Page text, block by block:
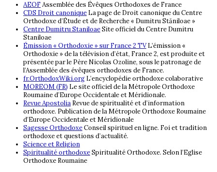
AEOF Assemblée des Évêques Orthodoxes de France
CDS Droit canonique La page de Droit canonique du Centre
Orthodoxe d’Étude et de Recherche « Dumitru Stăniloae »
Centre Dumitru StaniloaeSite officiel du Centre Dumitru
Staniloae
Émission « Orthodoxie » sur France 2 TVL’émission «
Orthodoxie » de la télévision d’état, France 2, est produite et
présentée par le Père Nicolas Ozoline, sous le patronage de
l’Assemblée des évêques orthodoxes de France.
fr.OrthodoxWiki.org L’encyclopédie orthodoxe colaborative
MOREOM (FR) Le site officiel de la Métropole Orthodoxe
Roumaine d’Europe Occidentale et Méridionale.
Revue Apostolia Revue de spiritualité et d’information
orthodoxe. Publication de la Métropole Orthodoxe Roumaine
d’Europe Occidentale et Méridionale
Sagesse OrthodoxeConseil spirituel en ligne. Foi et tradition
orthodoxe et questions d’actualité.
Science et Religion
Spiritualité orthodoxeSpiritualité Orthodoxe. Selon l’Eglise
Orthodoxe Roumaine